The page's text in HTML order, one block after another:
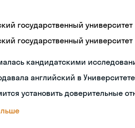
государственный университет
государственный университет
кандидатскими
английский в
установить доверительные